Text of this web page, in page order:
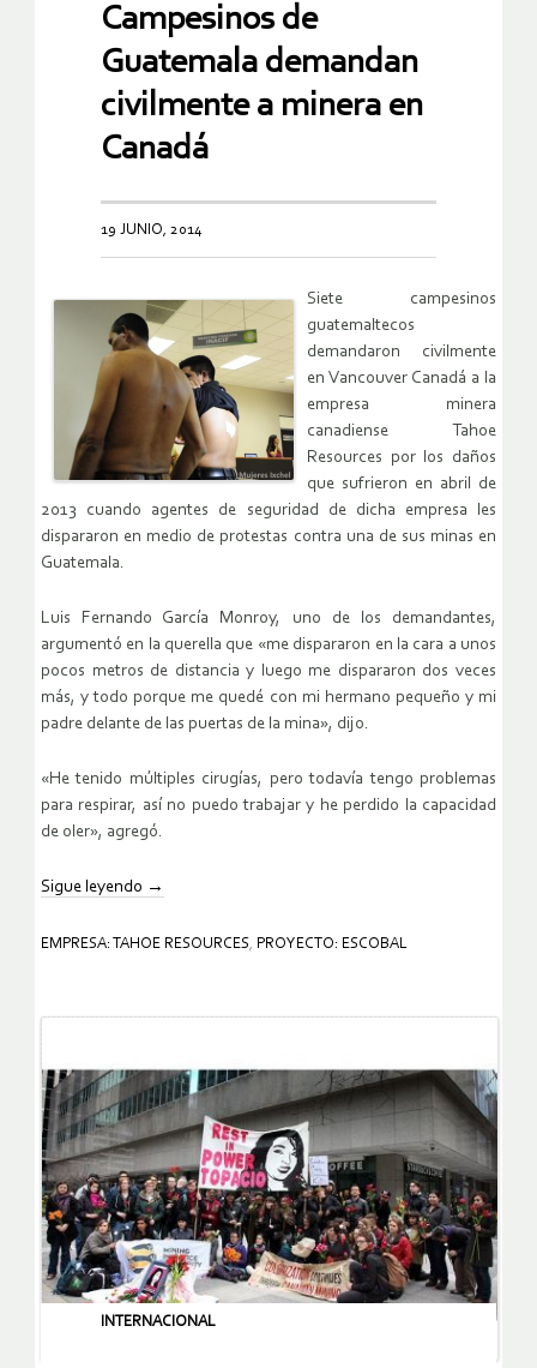
Campesinos de
Guatemala demandan
civilmente a minera en
Canadá
19 JUNIO, 2014
Siete campesinos
guatemaltecos
demandaron civilmente
en Vancouver Canadá a la
empresa minera
canadiense Tahoe
Resources por los daños
que sufrieron en abril de
2013 cuando agentes de seguridad de dicha empresa les
dispararon en medio de protestas contra una de sus minas en
Guatemala.
Luis Fernando García Monroy, uno de los demandantes,
argumentó en la querella que «me dispararon en la cara a unos
pocos metros de distancia y luego me dispararon dos veces
más, y todo porque me quedé con mi hermano pequeño y mi
padre delante de las puertas de la mina», dijo.
«He tenido múltiples cirugías, pero todavía tengo problemas
para respirar, así no puedo trabajar y he perdido la capacidad
de oler», agregó.
Sigue leyendo →
EMPRESA: TAHOE RESOURCES, PROYECTO: ESCOBAL
INTERNACIONAL